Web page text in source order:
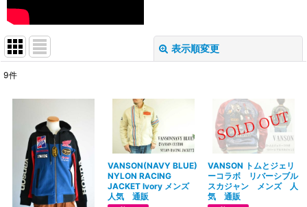
表示順変更
表示数:
並び順
絞り込む
9件
VANSON(NAVY BLUE)
NYLON RACING
JACKET Ivory メンズ
人気 通販
VANSON トムとジェリ
ーコラボ リバーシブル
スカジャン メンズ 人
気 通販